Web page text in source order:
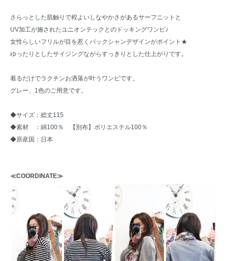
さらっとした肌触りで程よいしなやかさがあるサーフニットと
UV加工が施されたユニオンテックとのドッキングワンピ♪
女性らしいフリルが目を惹くバックシャンデザインがポイント★
ゆったりとしたサイジングながらすっきりとした仕上がりです。
着るだけでラクチンお洒落が叶うワンピです。
グレー、1色のご用意です。
◆サイズ：総丈115
◆素材 ：綿100％ 【別布】ポリエステル100％
◆原産国：日本
≪COORDINATE≫